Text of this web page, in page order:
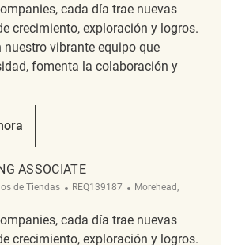
cada día trae nuevas
crecimiento, exploración y logros.
nuestro vibrante equipo que
fomenta la colaboración y
Associate REQ141158
Associate
ASSOCIATE
de Tiendas ReqId
REQ139187 Ubicación
Morehead,
cada día trae nuevas
crecimiento, exploración y logros.